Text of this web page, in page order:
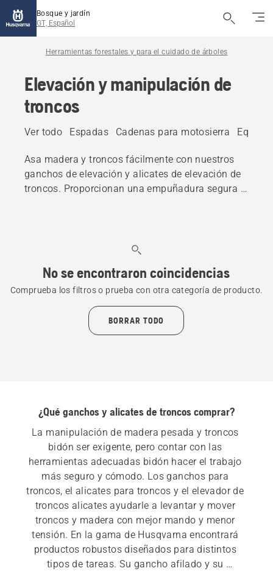
Bosque y jardín
GT, Español
Herramientas forestales y para el cuidado de árboles
Elevación y manipulación de
troncos
Ver todo Espadas Cadenas para motosierra
Asa madera y troncos fácilmente con nuestros
ganchos de elevación y alicates de elevación de
troncos. Proporcionan una empuñadura segura y
No se encontraron coincidencias
Comprueba los filtros o prueba con otra categoría de producto.
BORRAR TODO
¿Qué ganchos y alicates de troncos comprar?
La manipulación de madera pesada y troncos
bidón ser exigente, pero contar con las
herramientas adecuadas bidón hacer el trabajo
más seguro y cómodo. Los ganchos para
troncos, el alicates para troncos y el elevador de
troncos alicates ayudarle a levantar y mover
troncos y madera con mejor mando y menor
tensión. En la gama de Husqvarna encontrará
productos robustos diseñados para distintos
tipos de tareas. Su gancho afilado y su